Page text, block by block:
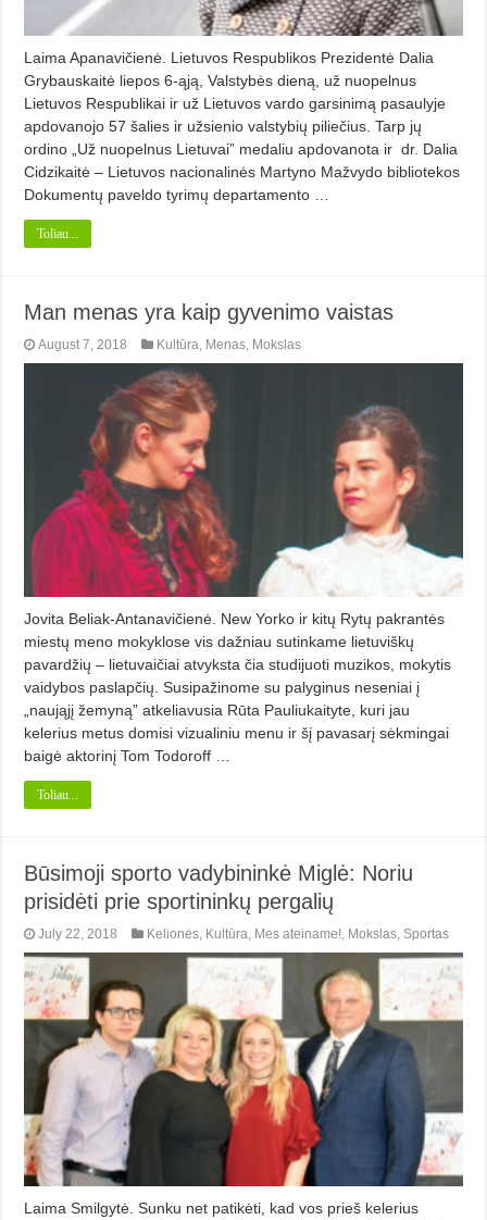
Laima Apanavičienė. Lietuvos Respublikos Prezidentė Dalia
Grybauskaitė liepos 6-ąją, Valstybės dieną, už nuopelnus
Lietuvos Respublikai ir už Lietuvos vardo garsinimą pasaulyje
apdovanojo 57 šalies ir užsienio valstybių piliečius. Tarp jų
ordino „Už nuopelnus Lietuvai” medaliu apdovanota ir dr. Dalia
Cidzikaitė – Lietuvos nacionalinės Martyno Mažvydo bibliotekos
Dokumentų paveldo tyrimų departamento …
Toliau...
Man menas yra kaip gyvenimo vaistas
August 7, 2018 Kultūra, Menas, Mokslas
Jovita Beliak-Antanavičienė. New Yorko ir kitų Rytų pakrantės
miestų meno mokyklose vis dažniau sutinkame lietuviškų
pavardžių – lietuvaičiai atvyksta čia studijuoti muzikos, mokytis
vaidybos paslapčių. Susipažinome su palyginus neseniai į
„naująjį žemyną” atkeliavusia Rūta Pauliukaityte, kuri jau
kelerius metus domisi vizualiniu menu ir šį pavasarį sėkmingai
baigė aktorinį Tom Todoroff …
Toliau...
Būsimoji sporto vadybininkė Miglė: Noriu
prisidėti prie sportininkų pergalių
July 22, 2018 Kelionės, Kultūra, Mes ateiname!, Mokslas, Sportas
Laima Smilgytė. Sunku net patikėti, kad vos prieš kelerius